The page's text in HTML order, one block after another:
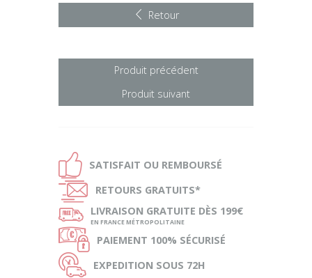
Retour
Produit précédent
Produit suivant
Ð SATISFAIT OU REMBOURSÉ
Ñ RETOURS GRATUITS*
ø LIVRAISON GRATUITE DÈS 199€
EN FRANCE MÉTROPOLITAINE
Ø PAIEMENT 100% SÉCURISÉ
Ù EXPEDITION SOUS 72H